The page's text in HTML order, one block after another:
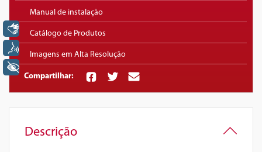
Manual de instalação
Catálogo de Produtos
Imagens em Alta Resolução
Compartilhar:
Descrição
Libras
+ Acessibilidade